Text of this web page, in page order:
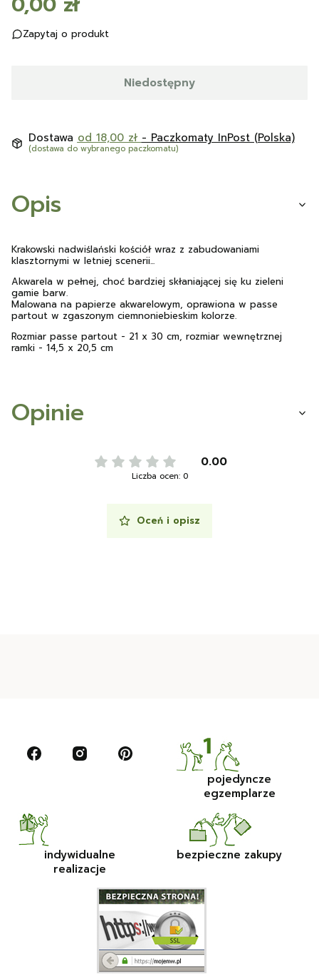
Zapytaj o produkt
Niedostępny
Dostawa od 18,00 zł - Paczkomaty InPost (Polska)
(dostawa do wybranego paczkomatu)
Opis
Krakowski nadwiślański kościół wraz z zabudowaniami
klasztornymi w letniej scenerii...
Akwarela w pełnej, choć bardziej skłaniającej się ku zieleni
gamie barw.
Malowana na papierze akwarelowym, oprawiona w passe
partout w zgaszonym ciemnoniebieskim kolorze.
Rozmiar passe partout - 21 x 30 cm, rozmiar wewnętrznej
ramki - 14,5 x 20,5 cm
Opinie
0.00
Liczba ocen: 0
Oceń i opisz
pojedyncze
egzemplarze
indywidualne
realizacje
bezpieczne zakupy